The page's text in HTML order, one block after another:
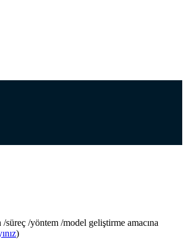
süreç /yöntem /model geliştirme amacına
)